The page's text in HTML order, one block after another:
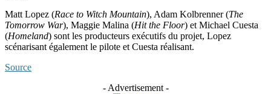
Matt Lopez (Race to Witch Mountain), Adam Kolbrenner (The
Tomorrow War), Maggie Malina (Hit the Floor) et Michael Cuesta
(Homeland) sont les producteurs exécutifs du projet, Lopez
scénarisant également le pilote et Cuesta réalisant.
Source
- Advertisement -